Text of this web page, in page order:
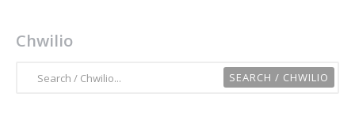
Chwilio